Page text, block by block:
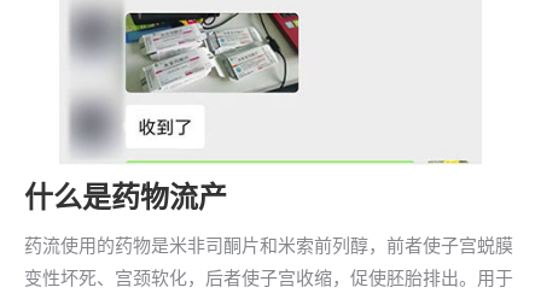
什么是药物流产
药流使用的药物是米非司酮片和米索前列醇，前者使子宫蜕膜
变性坏死、宫颈软化，后者使子宫收缩，促使胚胎排出。用于